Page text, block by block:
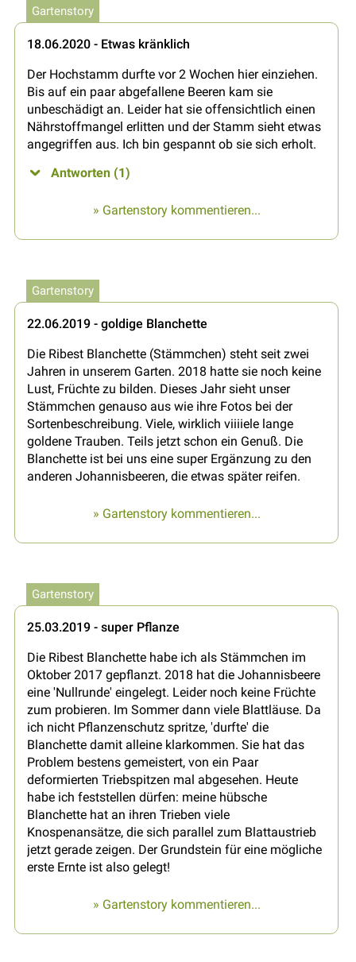
Gartenstory
18.06.2020 - Etwas kränklich
Der Hochstamm durfte vor 2 Wochen hier einziehen.
Bis auf ein paar abgefallene Beeren kam sie
unbeschädigt an. Leider hat sie offensichtlich einen
Nährstoffmangel erlitten und der Stamm sieht etwas
angegriffen aus. Ich bin gespannt ob sie sich erholt.
Antworten (1)
» Gartenstory kommentieren...
Gartenstory
22.06.2019 - goldige Blanchette
Die Ribest Blanchette (Stämmchen) steht seit zwei
Jahren in unserem Garten. 2018 hatte sie noch keine
Lust, Früchte zu bilden. Dieses Jahr sieht unser
Stämmchen genauso aus wie ihre Fotos bei der
Sortenbeschreibung. Viele, wirklich viiiiele lange
goldene Trauben. Teils jetzt schon ein Genuß. Die
Blanchette ist bei uns eine super Ergänzung zu den
anderen Johannisbeeren, die etwas später reifen.
» Gartenstory kommentieren...
Gartenstory
25.03.2019 - super Pflanze
Die Ribest Blanchette habe ich als Stämmchen im
Oktober 2017 gepflanzt. 2018 hat die Johannisbeere
eine 'Nullrunde' eingelegt. Leider noch keine Früchte
zum probieren. Im Sommer dann viele Blattläuse. Da
ich nicht Pflanzenschutz spritze, 'durfte' die
Blanchette damit alleine klarkommen. Sie hat das
Problem bestens gemeistert, von ein Paar
deformierten Triebspitzen mal abgesehen. Heute
habe ich feststellen dürfen: meine hübsche
Blanchette hat an ihren Trieben viele
Knospenansätze, die sich parallel zum Blattaustrieb
jetzt gerade zeigen. Der Grundstein für eine mögliche
erste Ernte ist also gelegt!
» Gartenstory kommentieren...